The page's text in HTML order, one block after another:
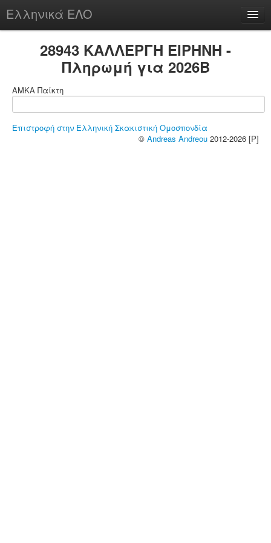
Ελληνικά ΕΛΟ
chesstu.be @ discord
28943 ΚΑΛΛΕΡΓΗ ΕΙΡΗΝΗ -
Πληρωμή για 2026B
ΑΜΚΑ Παίκτη
Επιστροφή στην Ελληνική Σκακιστική Ομοσπονδία
© Andreas Andreou 2012-2026 [P]